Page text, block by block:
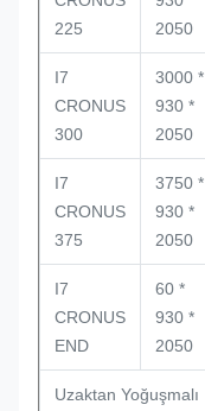
225
2050
I7
CRONUS
300
3000 *
930 *
2050
I7
CRONUS
375
3750 *
930 *
2050
I7
CRONUS
END
60 *
930 *
2050
Uzaktan Yoğuşmalı